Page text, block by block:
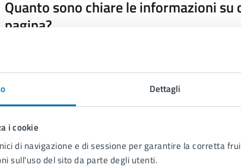
Dettagli
i cookie
di navigazione e di sessione per garantire la corretta
sull'uso del sito da parte degli utenti.
Quanto sono chiare le informazioni su
pagina?